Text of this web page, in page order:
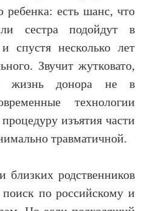
ребенка: есть шанс, что
сестра подойдут в
спустя несколько лет
Звучит жутковато,
донора не в
технологии
изъятия части
травматичной.
близких родственников
по российскому и